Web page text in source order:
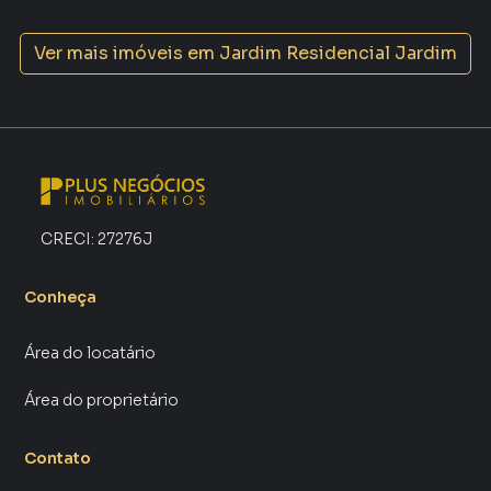
Ver mais imóveis em Jardim Residencial Jardim
CRECI: 27276J
Conheça
Área do locatário
Área do proprietário
Contato